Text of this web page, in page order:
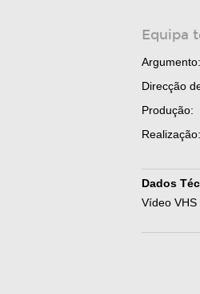
Equipa
Argumento:
Direcção
Produção:
Realização:
Dados
Vídeo VHS